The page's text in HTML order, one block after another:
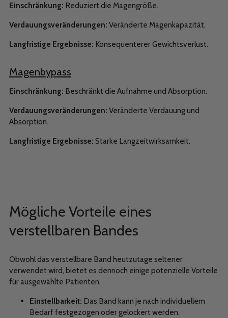
Einschränkung: Reduziert die Magengröße.
Verdauungsveränderungen: Veränderte Magenkapazität.
Langfristige Ergebnisse: Konsequenterer Gewichtsverlust.
Magenbypass
Einschränkung: Beschränkt die Aufnahme und Absorption.
Verdauungsveränderungen: Veränderte Verdauung und
Absorption.
Langfristige Ergebnisse: Starke Langzeitwirksamkeit.
Mögliche Vorteile eines
verstellbaren Bandes
Obwohl das verstellbare Band heutzutage seltener
verwendet wird, bietet es dennoch einige potenzielle Vorteile
für ausgewählte Patienten.
Einstellbarkeit: Das Band kann je nach individuellem
Bedarf festgezogen oder gelockert werden.